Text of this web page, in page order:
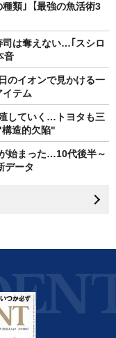
類｣【最強の魚活術3
司は奪えない…｢スシロ
音
のイオンで見かける一
イテム
していく…トヨタも三
造的欠陥"
始まった…10代後半～
データ